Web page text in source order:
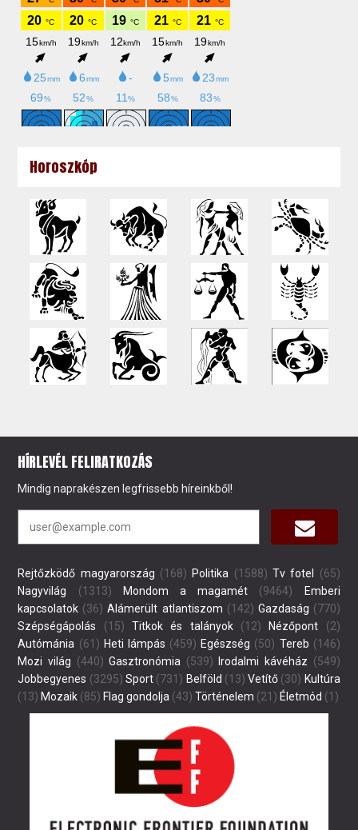
Horoszkóp
HÍRLEVÉL FELIRATKOZÁS
Mindig naprakészen legfrissebb híreinkből!
Rejtőzködő magyarország (168) Politika (1588) Tv fotel
(65)
Nagyvilág (1313) Mondom a magamét (9464)
Emberi
kapcsolatok (36) Alámerült atlantiszom (142) Gazdaság (770)
Szépségápolás (15) Titkok és talányok(12) Nézőpont (2)
Autómánia (61) Heti lámpás (459) Egészség (50) Tereb (146)
Mozi világ (440) Gasztronómia (539) Irodalmi kávéház (549)
Jobbegyenes (3295) Sport(731) Belföld (13) Vetítő (30) Kultúra
(13) Mozaik (85) Flag gondolja (43) Történelem (21) Életmód (1)